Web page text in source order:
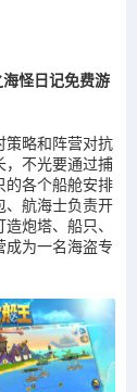
怪日记免费游
策略和阵营对抗
，不光要通过捕
的各个船舱安排
、航海士负责开
炮塔、船只、
为一名海盗专